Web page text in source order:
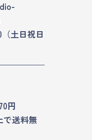
土日祝日
円
で送料無